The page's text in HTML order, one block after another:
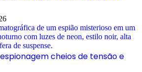
cheios de tensão e